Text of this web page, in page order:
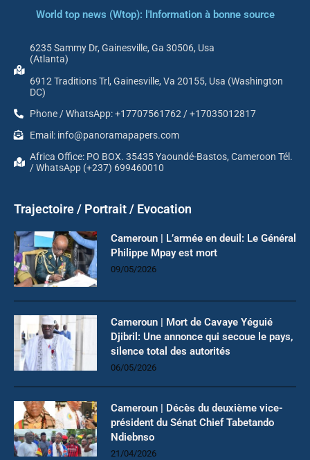
World top news (Wtop): l'Information à bonne source
6235 Sammy Dr, Gainesville, Ga 30506, Usa
(Atlanta)
6912 Traditions Trl, Gainesville, Va 20155, Usa (Washington
DC)
Phone / WhatsApp: +17707561762 / +17035012817
Email: info@panoramapapers.com
Africa Office: PO BOX. 35435 Yaoundé-Bastos, Cameroon Tél.
/ WhatsApp (+237) 699460010
Trajectoire / Portrait / Evocation
Cameroun | L’armée en deuil: Le Général
Philippe Mpay est mort
09/05/2026
Cameroun | Mort de Cavaye Yéguié
Djibril: Une annonce qui secoue le pays,
silence total des autorités
06/05/2026
Cameroun | Décès du deuxième vice-
président du Sénat Chief Tabetando
Ndiebnso
21/04/2026